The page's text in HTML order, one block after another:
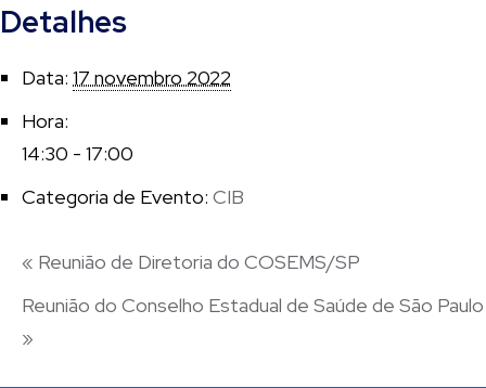
Detalhes
Data: 17 novembro 2022
Hora:
14:30 - 17:00
Categoria de Evento: CIB
« Reunião de Diretoria do COSEMS/SP
Reunião do Conselho Estadual de Saúde de São Paulo
»